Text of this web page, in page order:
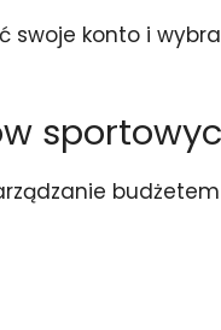
swoje konto i